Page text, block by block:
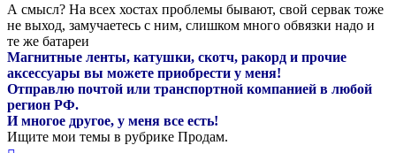
А смысл? На всех хостах проблемы бывают, свой сервак тоже
не выход, замучаетесь с ним, слишком много обвязки надо и
те же батареи
Магнитные ленты, катушки, скотч, ракорд и прочие
аксессуары вы можете приобрести у меня!
Отправлю почтой или транспортной компанией в любой
регион РФ.
И многое другое, у меня все есть!
Ищите мои темы в рубрике Продам.